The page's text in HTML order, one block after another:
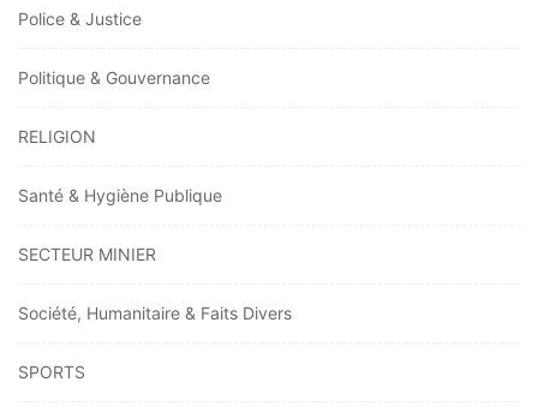
Police & Justice
Politique & Gouvernance
RELIGION
Santé & Hygiène Publique
SECTEUR MINIER
Société, Humanitaire & Faits Divers
SPORTS